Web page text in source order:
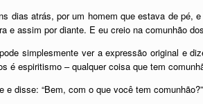
dias atrás, por um homem que estava de pé,
e assim por diante. E eu creio na comunhão
simplesmente ver a expressão original e
é espiritismo – qualquer coisa que tem
e disse: “Bem, com o que você tem comunhão?”